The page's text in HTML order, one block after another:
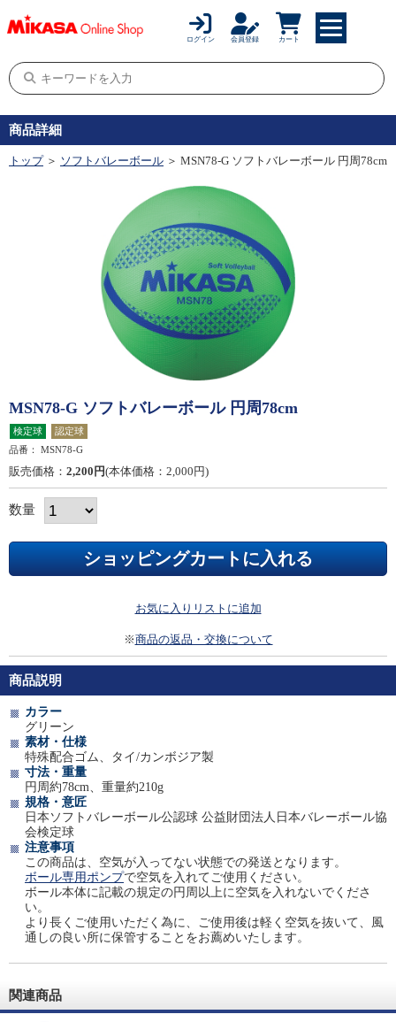
ログイン 会員登録 カート
商品詳細
トップ ＞ ソフトバレーボール ＞ MSN78-G ソフトバレーボール 円周78cm
MSN78-G ソフトバレーボール 円周78cm
検定球
認定球
品番：
MSN78-G
販売価格： 2,200円(本体価格：2,000円)
数量
お気に入りリストに追加
※商品の返品・交換について
商品説明
カラー
グリーン
素材・仕様
特殊配合ゴム、タイ/カンボジア製
寸法・重量
円周約78cm、重量約210g
規格・意匠
日本ソフトバレーボール公認球 公益財団法人日本バレーボール協
会検定球
注意事項
この商品は、空気が入ってない状態での発送となります。
ボール専用ポンプで空気を入れてご使用ください。
ボール本体に記載の規定の円周以上に空気を入れないでくださ
い。
より長くご使用いただく為に、ご使用後は軽く空気を抜いて、風
通しの良い所に保管することをお薦めいたします。
関連商品